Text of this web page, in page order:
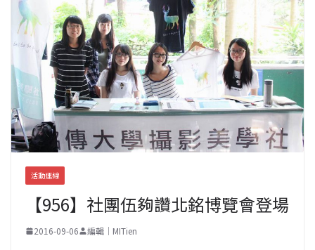
活動連線
【956】社團伍夠讚北銘博覽會登場
2016-09-06 編輯｜MITien